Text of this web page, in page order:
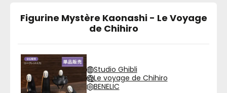
Figurine Mystère Kaonashi - Le Voyage
de Chihiro
Studio Ghibli
Le voyage de Chihiro
BENELIC